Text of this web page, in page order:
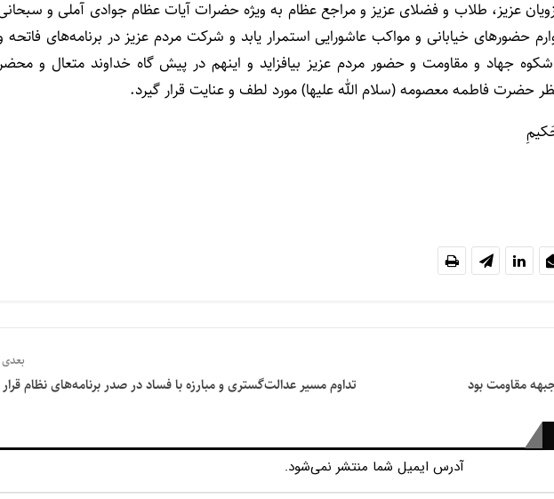
عزیز، طلاب و فضلای عزیز و مراجع عظام به ویژه حضرات آیات عظام جوادی آملی و
حضورهای خیابانی و مواکب عاشورایی استمرار یابد و شرکت مردم عزیز در برنامه‌های فاتحه
جهاد و مقاومت و حضور مردم عزیز بیافزاید و اینهم در پیش گاه خداوند متعال و
حضرت فاطمه معصومه (سلام الله علیها) مورد لطف و عنایت قرار گیرد.
مقاومت بود تداوم مسیر عدالت‌گستری و مبارزه با فساد در صدر برنامه‌های نظام قرار
آدرس ایمیل شما منتشر نمی‌شود.